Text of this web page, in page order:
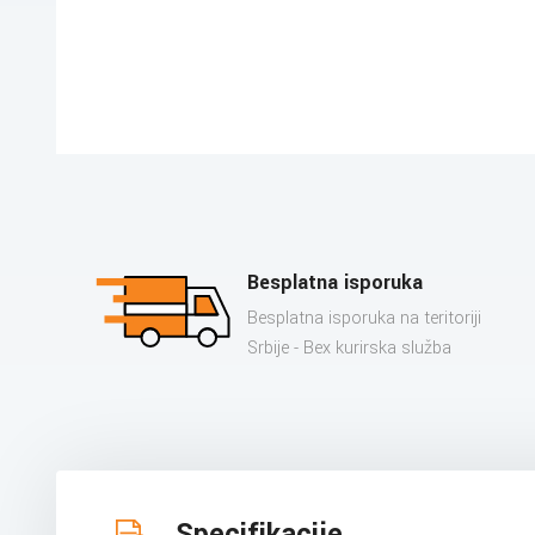
Besplatna isporuka
Besplatna isporuka na teritoriji
Srbije - Bex kurirska služba